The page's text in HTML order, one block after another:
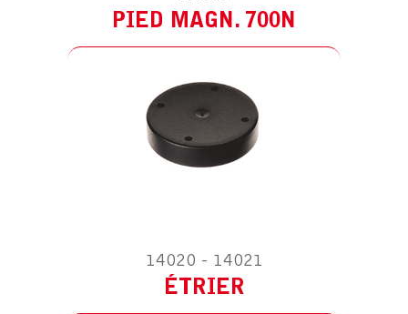
PIED MAGN. 700N
14020 - 14021
ÉTRIER
ÉQUERRE MURALE